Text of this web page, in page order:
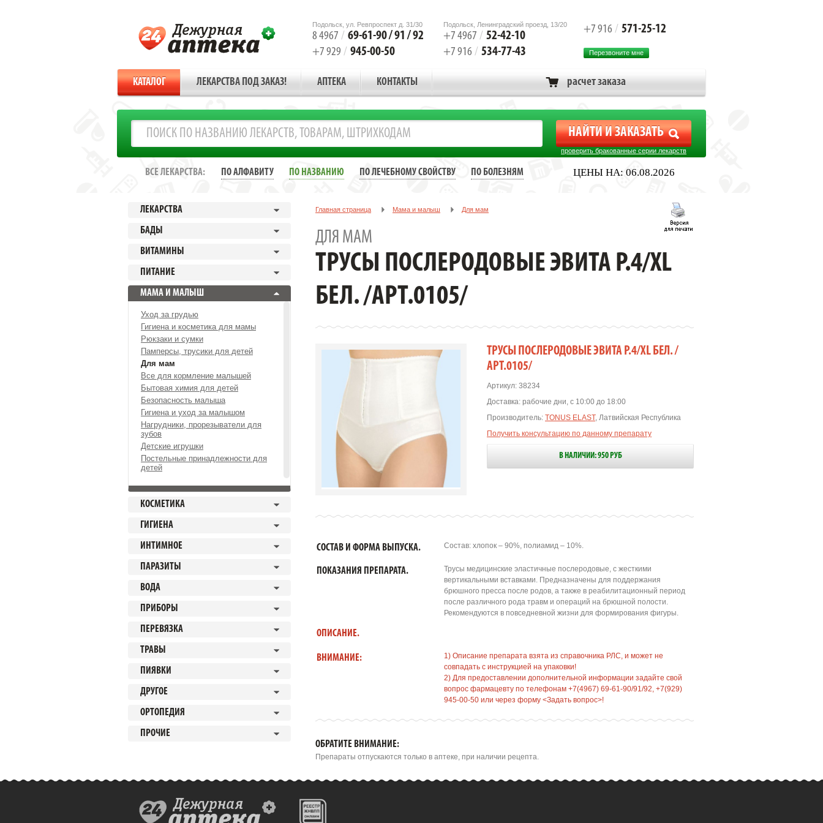
Подольск, ул. Ревпроспект д. 31/30
8 4967 / 69-61-90 / 91 / 92
+7 929 / 945-00-50
Подольск, Ленинградский проезд, 13/20
+7 4967 / 52-42-10
+7 916 / 534-77-43
+7 916 / 571-25-12
Перезвоните мне
КАТАЛОГ ЛЕКАРСТВА ПОД ЗАКАЗ! АПТЕКА КОНТАКТЫ расчет заказа
проверить бракованные серии лекарств
ЦЕНЫ НА: 06.08.2026
ВСЕ ЛЕКАРСТВА: ПО АЛФАВИТУ ПО НАЗВАНИЮ ПО ЛЕЧЕБНОМУ СВОЙСТВУ ПО БОЛЕЗНЯМ
ЛЕКАРСТВА
БАДЫ
ВИТАМИНЫ
ПИТАНИЕ
МАМА И МАЛЫШ
Уход за грудью
Гигиена и косметика для мамы
Рюкзаки и сумки
Памперсы, трусики для детей
Для мам
Все для кормление малышей
Бытовая химия для детей
Безопасность малыша
Гигиена и уход за малышом
Нагрудники, прорезыватели для
зубов
Детские игрушки
Постельные принадлежности для
детей
КОСМЕТИКА
ГИГИЕНА
ИНТИМНОЕ
ПАРАЗИТЫ
ВОДА
ПРИБОРЫ
ПЕРЕВЯЗКА
ТРАВЫ
ПИЯВКИ
ДРУГОЕ
ОРТОПЕДИЯ
ПРОЧИЕ
Главная страница Мама и малыш Для мам
ДЛЯ МАМ
ТРУСЫ ПОСЛЕРОДОВЫЕ ЭВИТА Р.4/XL
БЕЛ. /АРТ.0105/
ТРУСЫ ПОСЛЕРОДОВЫЕ ЭВИТА Р.4/XL БЕЛ. /
АРТ.0105/
Артикул: 38234
Доставка: рабочие дни, с 10:00 до 18:00
Производитель: TONUS ELAST, Латвийская Республика
Получить консультацию по данному препарату
В НАЛИЧИИ: 950 РУБ
СОСТАВ И ФОРМА ВЫПУСКА. Состав: хлопок – 90%, полиамид – 10%.
ПОКАЗАНИЯ ПРЕПАРАТА.
Трусы медицинские эластичные послеродовые, с жесткими
вертикальными вставками. Предназначены для поддержания
брюшного пресса после родов, а также в реабилитационный период
после различного рода травм и операций на брюшной полости.
Рекомендуются в повседневной жизни для формирования фигуры.
ОПИСАНИЕ.
ВНИМАНИЕ:
1) Описание препарата взята из справочника РЛС, и может не
совпадать с инструкцией на упаковки!
2) Для предоставлении дополнительной информации задайте свой
вопрос фармацевту по телефонам +7(4967) 69-61-90/91/92, +7(929)
945-00-50 или через форму <Задать вопрос>!
ОБРАТИТЕ ВНИМАНИЕ:
Препараты отпускаются только в аптеке, при наличии рецепта.